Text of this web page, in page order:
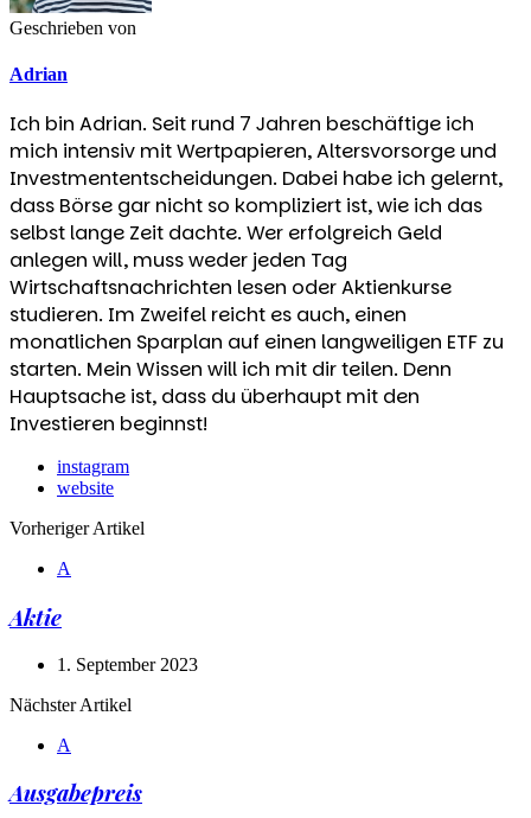
Geschrieben von
Adrian
Ich bin Adrian. Seit rund 7 Jahren beschäftige ich
mich intensiv mit Wertpapieren, Altersvorsorge und
Investmententscheidungen. Dabei habe ich gelernt,
dass Börse gar nicht so kompliziert ist, wie ich das
selbst lange Zeit dachte. Wer erfolgreich Geld
anlegen will, muss weder jeden Tag
Wirtschaftsnachrichten lesen oder Aktienkurse
studieren. Im Zweifel reicht es auch, einen
monatlichen Sparplan auf einen langweiligen ETF zu
starten. Mein Wissen will ich mit dir teilen. Denn
Hauptsache ist, dass du überhaupt mit den
Investieren beginnst!
instagram
website
Post
navigation
Vorheriger Artikel
A
Aktie
1. September 2023
Nächster Artikel
A
Ausgabepreis